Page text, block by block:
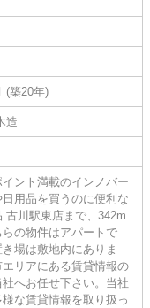
(築20年)
造
ント満載のインノバー
用品を買うのに便利な
古川駅東店まで、342m
らの物件はアパートで
場は敷地内にありま
リアにある賃貸情報の
へお任せ下さい。当社
な賃貸情報を取り扱っ